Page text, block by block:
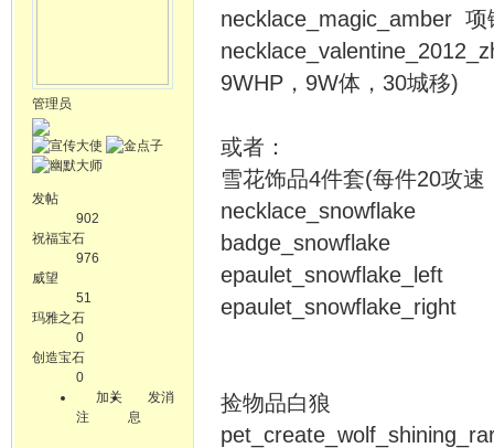
管理员
发帖
902
祝福宝石
976
威望
51
玛雅之石
0
创造宝石
0
加关
注
发消
息
necklace_magic_amber
9WHP，9W体，30城移)
或者：
雪花饰品4件套(每件20攻
necklace_snowflake
badge_snowflake
epaulet_snowflake_left
epaulet_snowflake_right
捡物品白狼